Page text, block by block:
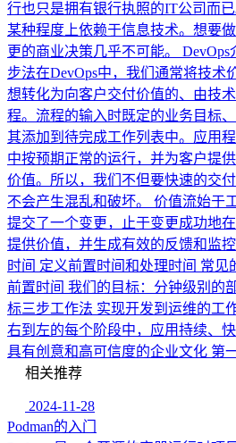
行也只是拥有银行执照的IT公司而
某种程度上依赖于信息技术。想要
更的商业决策几乎不可能。
步法在DevOps中，我们通常将技术
想转化为向客户交付价值的、由技
程。流程的输入时既定的业务目标
其添加到待完成工作列表中。应用
中按预期正常的运行，并为客户提
价值。所以，我们不但要快速的交
不会产生混乱和破坏。 价值流始于
提交了一个变更，止于变更成功地
提供价值，并生成有效的反馈和监
时间 定义前置时间和处理时间 常见
前置时间 我们的目标：分钟级别的
标三步工作法 实现开发到运维的工
右到左的每个阶段中，应用持续、
具有创意和高可信度的企业文化 第
相关推荐
2024-11-28
Podman的入门